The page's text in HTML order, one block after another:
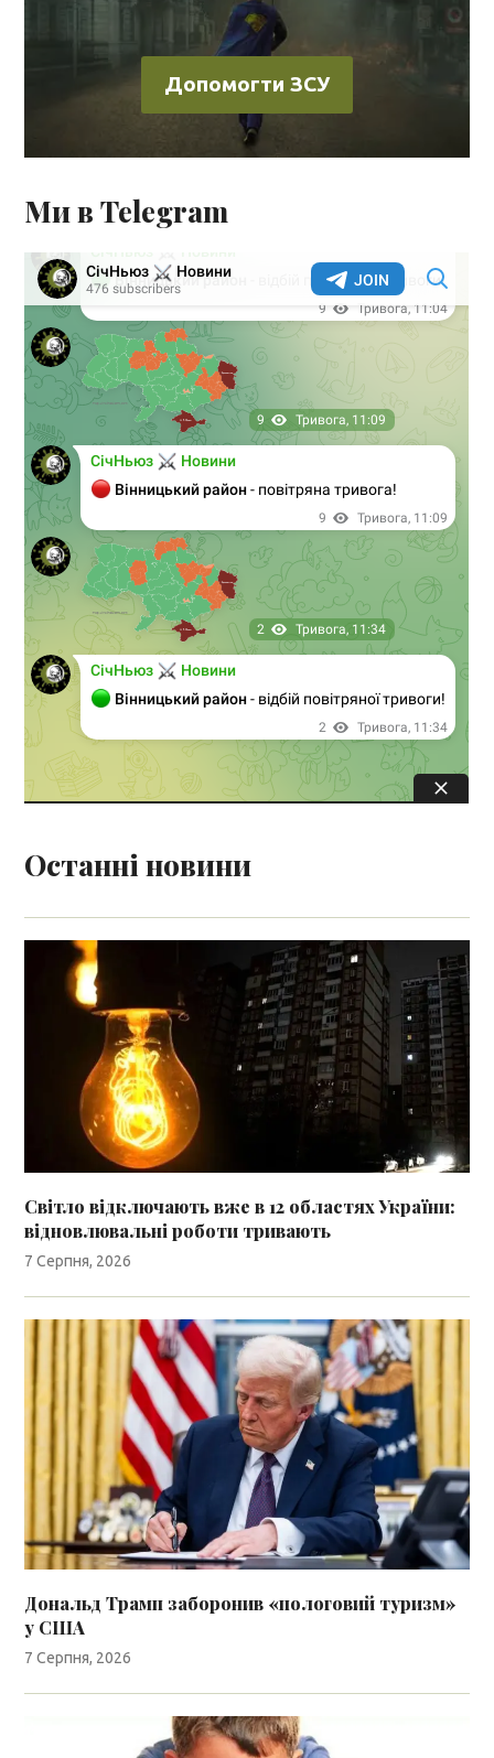
Допомогти ЗСУ
Ми в Telegram
Останні новини
Світло відключають вже в 12 областях України:
відновлювальні роботи тривають
7 Серпня, 2026
Дональд Трамп заборонив «пологовий туризм»
у США
7 Серпня, 2026